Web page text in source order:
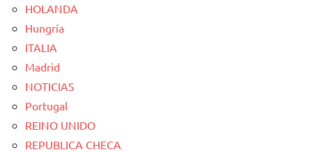
HOLANDA
Hungría
ITALIA
Madrid
NOTICIAS
Portugal
REINO UNIDO
REPUBLICA CHECA